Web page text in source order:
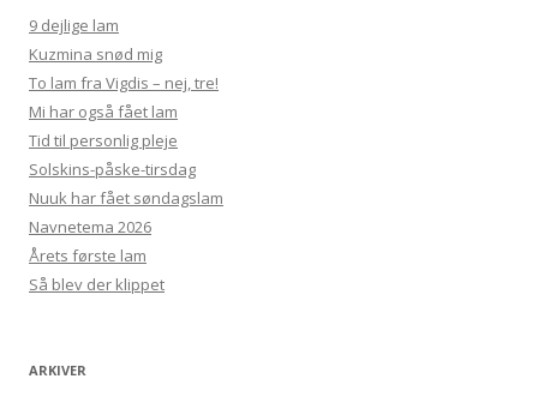
9 dejlige lam
Kuzmina snød mig
To lam fra Vigdis – nej, tre!
Mi har også fået lam
Tid til personlig pleje
Solskins-påske-tirsdag
Nuuk har fået søndagslam
Navnetema 2026
Årets første lam
Så blev der klippet
ARKIVER